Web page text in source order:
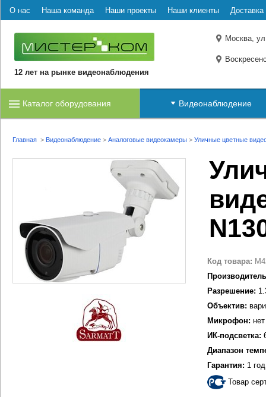
О нас Наша команда Наши проекты Наши клиенты Доставка
12 лет на рынке видеонаблюдения
Москва,
Каталог оборудования Видеонаблюдение
Главная > Видеонаблюдение > Аналоговые видеокамеры > Уличные цветные
Код товара:
Разрешение:
Объектив:
Микрофон: нет
ИК-подсветка:
Диапазон
Гарантия: 1 год
Товар